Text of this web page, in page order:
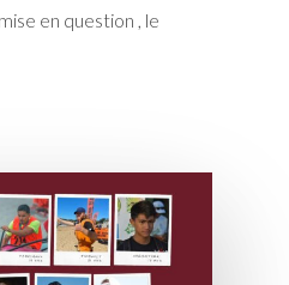
en question , le